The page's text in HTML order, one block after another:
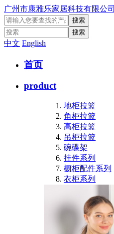
广州市康雅乐家居科技有限公司
中文 English
首页
product
地柜拉篮
角柜拉篮
高柜拉篮
吊柜拉篮
碗碟架
挂件系列
橱柜配件系列
衣柜系列